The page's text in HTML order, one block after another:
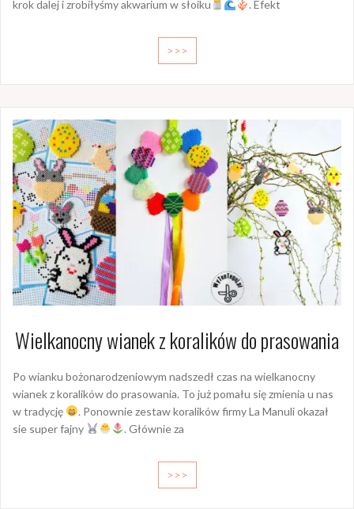
krok dalej i zrobiłyśmy akwarium w słoiku
. Efekt
>>>
Wielkanocny wianek z koralików do prasowania
Po wianku bożonarodzeniowym nadszedł czas na wielkanocny
wianek z koralików do prasowania. To już pomału się zmienia u nas
w tradycję
. Ponownie zestaw koralików firmy La Manuli okazał
sie super fajny
. Głównie za
>>>